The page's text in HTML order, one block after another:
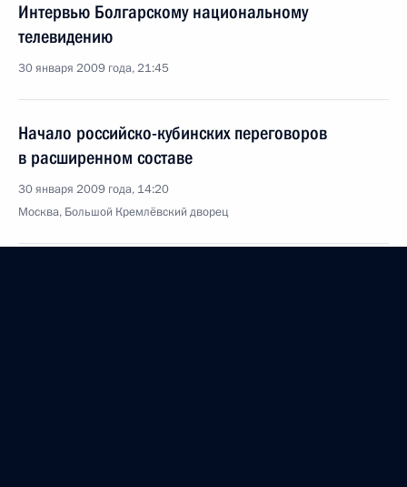
Интервью Болгарскому национальному
телевидению
30 января 2009 года, 21:45
Начало российско-кубинских переговоров
в расширенном составе
30 января 2009 года, 14:20
Москва, Большой Кремлёвский дворец